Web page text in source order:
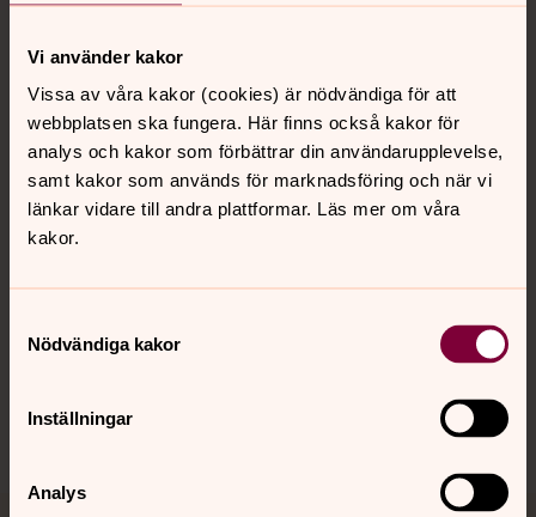
Vi använder kakor
Vissa av våra kakor (cookies) är nödvändiga för att
webbplatsen ska fungera. Här finns också kakor för
analys och kakor som förbättrar din användarupplevelse,
samt kakor som används för marknadsföring och när vi
länkar vidare till andra plattformar. Läs mer om våra
kakor.
Nödvändiga kakor
Inställningar
Analys
Kontakt
Kalender
Sociala kanaler